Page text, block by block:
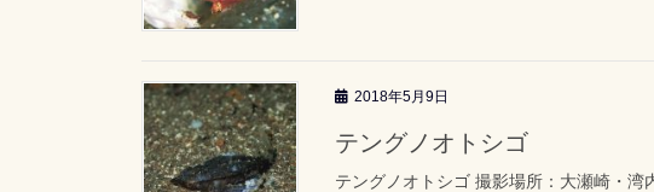
2018年5月9日
テングノオトシゴ
テングノオトシゴ 撮影場所：大瀬崎・湾